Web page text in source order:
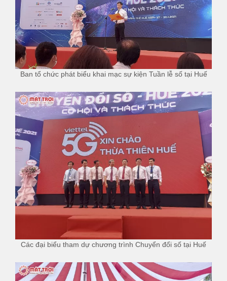
Ban tổ chức phát biểu khai mạc sự kiện Tuần lễ số tại Huế
Các đại biểu tham dự chương trình Chuyển đổi số tại Huế